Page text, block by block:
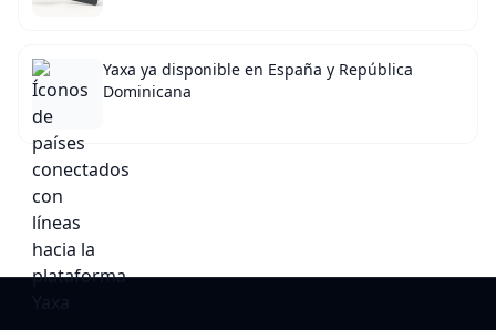
Yaxa ya disponible en España y República
Dominicana